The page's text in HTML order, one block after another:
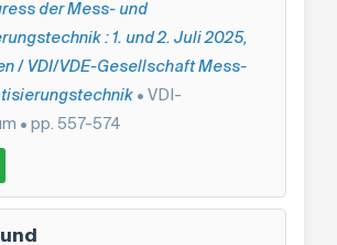
der Mess- und
: 1. und 2. Juli 2025,
/ VDI/VDE-Gesellschaft Mess-
• VDI-
• pp. 557-574